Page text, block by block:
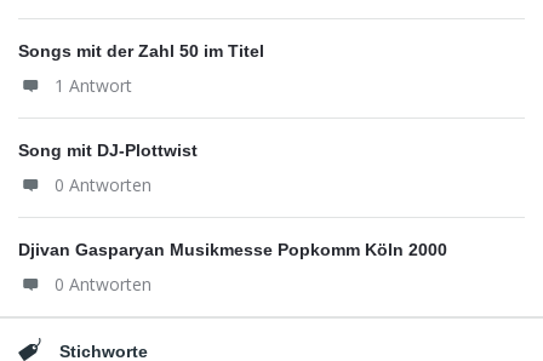
Songs mit der Zahl 50 im Titel
1 Antwort
Song mit DJ-Plottwist
0 Antworten
Djivan Gasparyan Musikmesse Popkomm Köln 2000
0 Antworten
Stichworte